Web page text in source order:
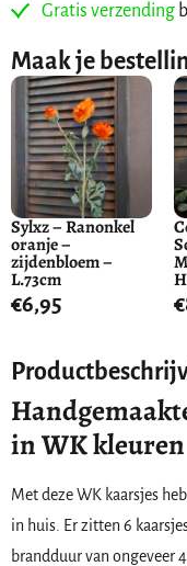
Gratis verzending
in WK kleuren
Met deze WK kaarsjes
in huis. Er zitten 6
brandduur van ongeveer
Maak je
Sylxz – Ranonkel
oranje –
zijdenbloem –
L.73cm
€6,95
€